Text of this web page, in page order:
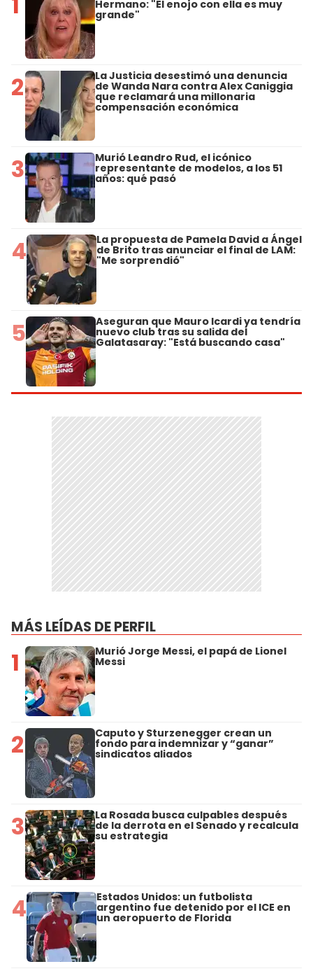
Hermano: "El enojo con ella es muy
grande"
2 La Justicia desestimó una denuncia
de Wanda Nara contra Alex Caniggia
que reclamará una millonaria
compensación económica
3 Murió Leandro Rud, el icónico
representante de modelos, a los 51
años: qué pasó
4 La propuesta de Pamela David a Ángel
de Brito tras anunciar el final de LAM:
"Me sorprendió"
5 Aseguran que Mauro Icardi ya tendría
nuevo club tras su salida del
Galatasaray: "Está buscando casa"
MÁS LEÍDAS DE PERFIL
1 Murió Jorge Messi, el papá de Lionel
Messi
2 Caputo y Sturzenegger crean un
fondo para indemnizar y “ganar”
sindicatos aliados
3 La Rosada busca culpables después
de la derrota en el Senado y recalcula
su estrategia
4 Estados Unidos: un futbolista
argentino fue detenido por el ICE en
un aeropuerto de Florida